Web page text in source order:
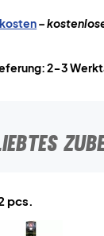
–
2-3
pcs.